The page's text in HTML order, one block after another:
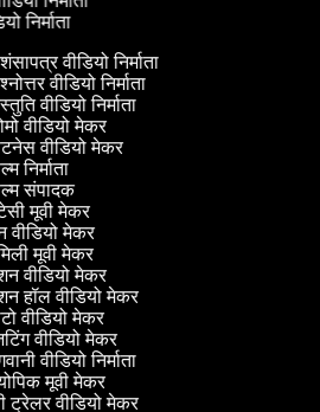
निर्माता
वीडियो निर्माता
वीडियो निर्माता
वीडियो निर्माता
वीडियो मेकर
वीडियो मेकर
निर्माता
संपादक
मूवी मेकर
मेकर
मूवी मेकर
वीडियो मेकर
हॉल वीडियो मेकर
वीडियो मेकर
वीडियो मेकर
वीडियो निर्माता
मूवी मेकर
ट्रेलर वीडियो मेकर